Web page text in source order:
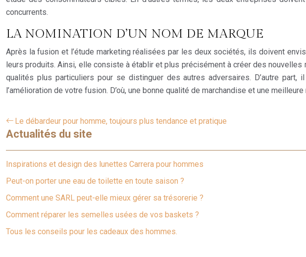
concurrents.
LA NOMINATION D’UN NOM DE MARQUE
Après la fusion et l’étude marketing réalisées par les deux sociétés, ils doivent
leurs produits. Ainsi, elle consiste à établir et plus précisément à créer des
qualités plus particuliers pour se distinguer des autres adversaires. D’autre
l’amélioration de votre fusion. D’où, une bonne qualité de marchandise et une
Le débardeur pour homme, toujours plus tendance et pratique
Actualités du site
Inspirations et design des lunettes Carrera pour hommes
Peut-on porter une eau de toilette en toute saison ?
Comment une SARL peut-elle mieux gérer sa trésorerie ?
Comment réparer les semelles usées de vos baskets ?
Tous les conseils pour les cadeaux des hommes.